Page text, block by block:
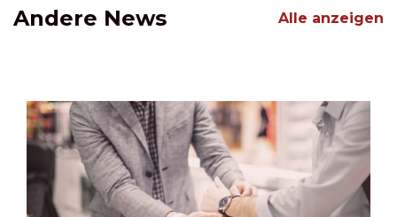
Andere News Alle anzeigen